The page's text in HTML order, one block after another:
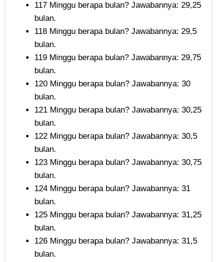
117 Minggu berapa bulan? Jawabannya: 29,25
bulan.
118 Minggu berapa bulan? Jawabannya: 29,5
bulan.
119 Minggu berapa bulan? Jawabannya: 29,75
bulan.
120 Minggu berapa bulan? Jawabannya: 30
bulan.
121 Minggu berapa bulan? Jawabannya: 30,25
bulan.
122 Minggu berapa bulan? Jawabannya: 30,5
bulan.
123 Minggu berapa bulan? Jawabannya: 30,75
bulan.
124 Minggu berapa bulan? Jawabannya: 31
bulan.
125 Minggu berapa bulan? Jawabannya: 31,25
bulan.
126 Minggu berapa bulan? Jawabannya: 31,5
bulan.